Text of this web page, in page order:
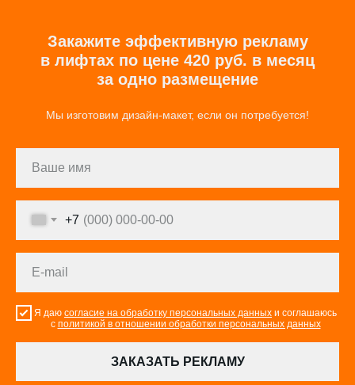
Закажите эффективную рекламу
в лифтах по цене 420 руб. в месяц
за одно размещение
Мы изготовим дизайн-макет, если он потребуется!
+7
Я даю согласие на обработку персональных данных и соглашаюсь
с политикой в отношении обработки персональных данных
ЗАКАЗАТЬ РЕКЛАМУ